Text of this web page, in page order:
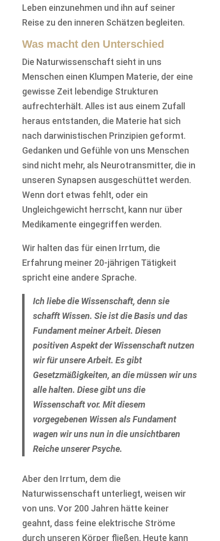
Leben einzunehmen und ihn auf seiner
Reise zu den inneren Schätzen begleiten.
Was macht den Unterschied
Die Naturwissenschaft sieht in uns
Menschen einen Klumpen Materie, der eine
gewisse Zeit lebendige Strukturen
aufrechterhält. Alles ist aus einem Zufall
heraus entstanden, die Materie hat sich
nach darwinistischen Prinzipien geformt.
Gedanken und Gefühle von uns Menschen
sind nicht mehr, als Neurotransmitter, die in
unseren Synapsen ausgeschüttet werden.
Wenn dort etwas fehlt, oder ein
Ungleichgewicht herrscht, kann nur über
Medikamente eingegriffen werden.
Wir halten das für einen Irrtum, die
Erfahrung meiner 20-jährigen Tätigkeit
spricht eine andere Sprache.
Ich liebe die Wissenschaft, denn sie
schafft Wissen. Sie ist die Basis und das
Fundament meiner Arbeit. Diesen
positiven Aspekt der Wissenschaft nutzen
wir für unsere Arbeit. Es gibt
Gesetzmäßigkeiten, an die müssen wir uns
alle halten. Diese gibt uns die
Wissenschaft vor. Mit diesem
vorgegebenen Wissen als Fundament
wagen wir uns nun in die unsichtbaren
Reiche unserer Psyche.
Aber den Irrtum, dem die
Naturwissenschaft unterliegt, weisen wir
von uns. Vor 200 Jahren hätte keiner
geahnt, dass feine elektrische Ströme
durch unseren Körper fließen. Heute kann